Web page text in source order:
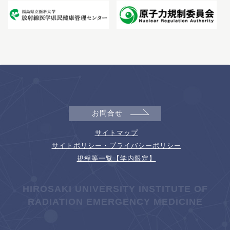
お問合せ
サイトマップ
サイトポリシー・プライバシーポリシー
規程等一覧【学内限定】
HIROSAKI UNIVERSITY INSTITUTE OF
RADIATION EMERGENCY MEDICINE